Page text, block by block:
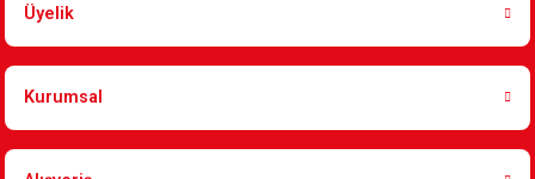
199,90 TL
Üyelik
Kurumsal